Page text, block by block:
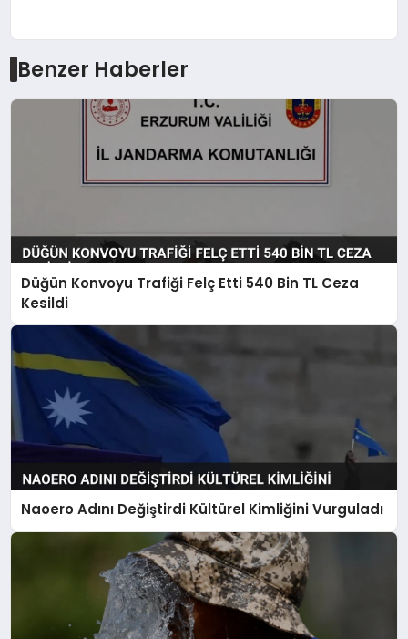
Benzer Haberler
Düğün Konvoyu Trafiği Felç Etti 540 Bin TL Ceza
Kesildi
Naoero Adını Değiştirdi Kültürel Kimliğini Vurguladı